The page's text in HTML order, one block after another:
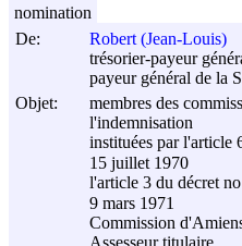
De:
Robert (Jean-Louis)
trésorier-payeur
payeur général de la
Objet:
membres des
l'indemnisation
instituées par l'article
15 juillet 1970
l'article 3 du décret
9 mars 1971
Commission
nomination